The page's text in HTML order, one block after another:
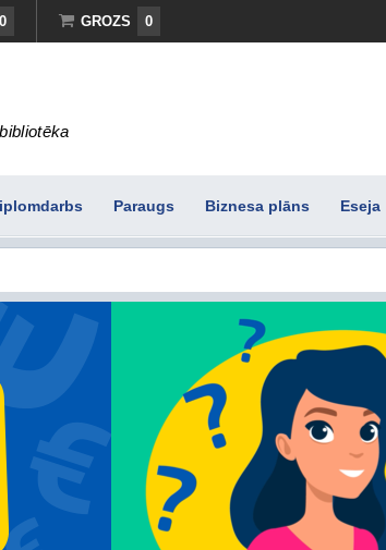
0 GROZS 0
Paraugs Biznesa plāns Eseja